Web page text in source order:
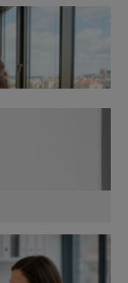
– jak na ně